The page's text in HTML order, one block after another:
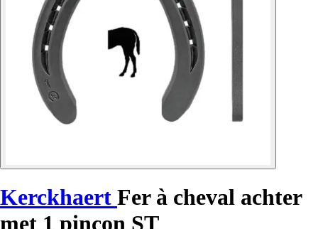
Kerckhaert Fer à cheval achter
met 1 pinçon ST